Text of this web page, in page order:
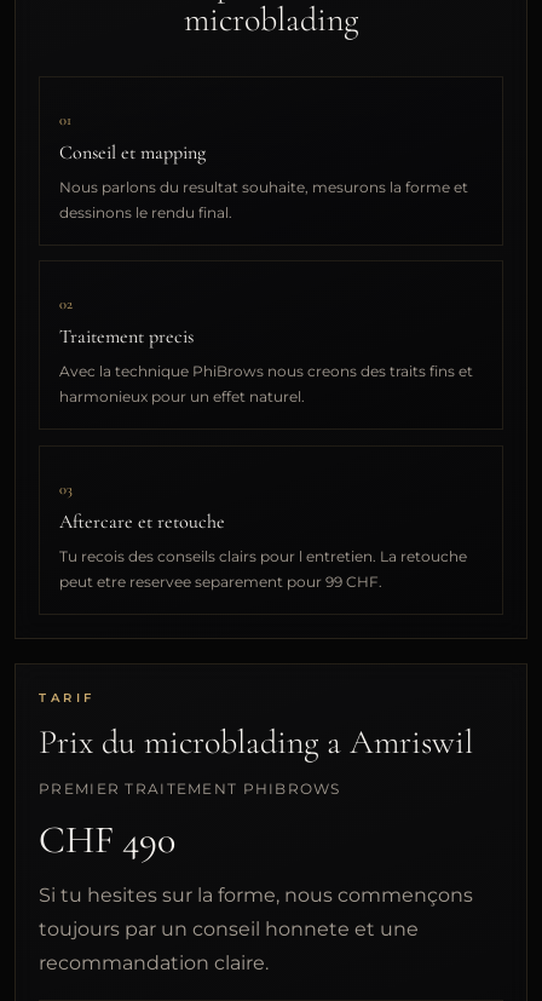
microblading
01
Conseil et mapping
Nous parlons du resultat souhaite, mesurons la forme et
dessinons le rendu final.
02
Traitement precis
Avec la technique PhiBrows nous creons des traits fins et
harmonieux pour un effet naturel.
03
Aftercare et retouche
Tu recois des conseils clairs pour l entretien. La retouche
peut etre reservee separement pour 99 CHF.
TARIF
Prix du microblading a Amriswil
PREMIER TRAITEMENT PHIBROWS
CHF 490
Si tu hesites sur la forme, nous commençons
toujours par un conseil honnete et une
recommandation claire.